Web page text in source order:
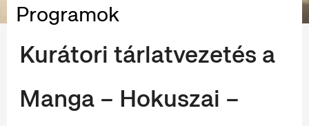
Programok
Kurátori tárlatvezetés a
Manga – Hokuszai –